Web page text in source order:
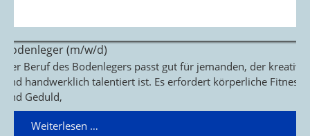
Bodenleger (m/w/d)
Der Beruf des Bodenlegers passt gut für jemanden, der kreativ
und handwerklich talentiert ist. Es erfordert körperliche Fitness
und Geduld,
Weiterlesen …